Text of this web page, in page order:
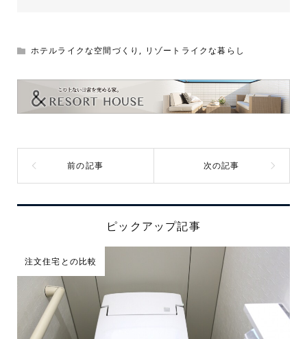
ホテルライクな空間づくり , リゾートライクな暮らし
ピックアップ記事
注文住宅との比較